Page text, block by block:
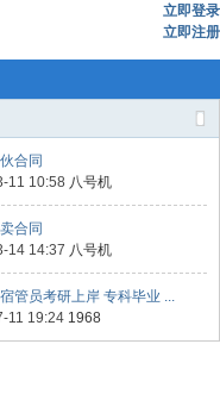
立即登录
立即注册
合同
11 10:58 八号机
合同
14 14:37 八号机
管员考研上岸 专科毕业 ...
11 19:24 1968